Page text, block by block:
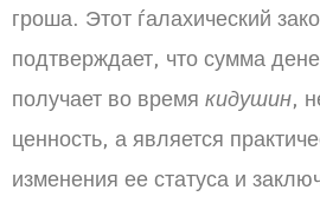
гроша. Этот ѓалахический
подтверждает, что сумма
получает во время кидушин,
ценность, а является
изменения ее статуса и